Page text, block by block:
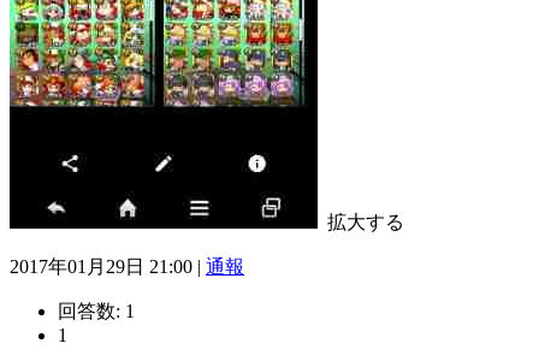
拡大する
2017年01月29日 21:00 | 通報
回答数: 1
1